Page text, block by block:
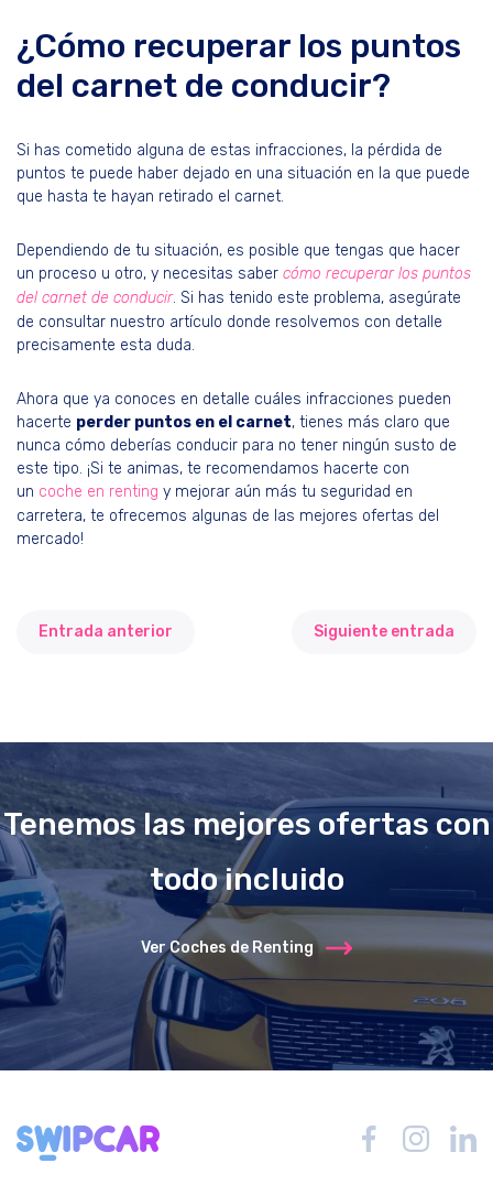
¿Cómo recuperar los puntos
del carnet de conducir?
Si has cometido alguna de estas infracciones, la pérdida de
puntos te puede haber dejado en una situación en la que puede
que hasta te hayan retirado el carnet.
Dependiendo de tu situación, es posible que tengas que hacer
un proceso u otro, y necesitas saber cómo recuperar los puntos
del carnet de conducir. Si has tenido este problema, asegúrate
de consultar nuestro artículo donde resolvemos con detalle
precisamente esta duda.
Ahora que ya conoces en detalle cuáles infracciones pueden
hacerte perder puntos en el carnet, tienes más claro que
nunca cómo deberías conducir para no tener ningún susto de
este tipo. ¡Si te animas, te recomendamos hacerte con
un coche en renting y mejorar aún más tu seguridad en
carretera, te ofrecemos algunas de las mejores ofertas del
mercado!
Entrada anterior Siguiente entrada
Tenemos las mejores ofertas con
todo incluido
Ver Coches de Renting